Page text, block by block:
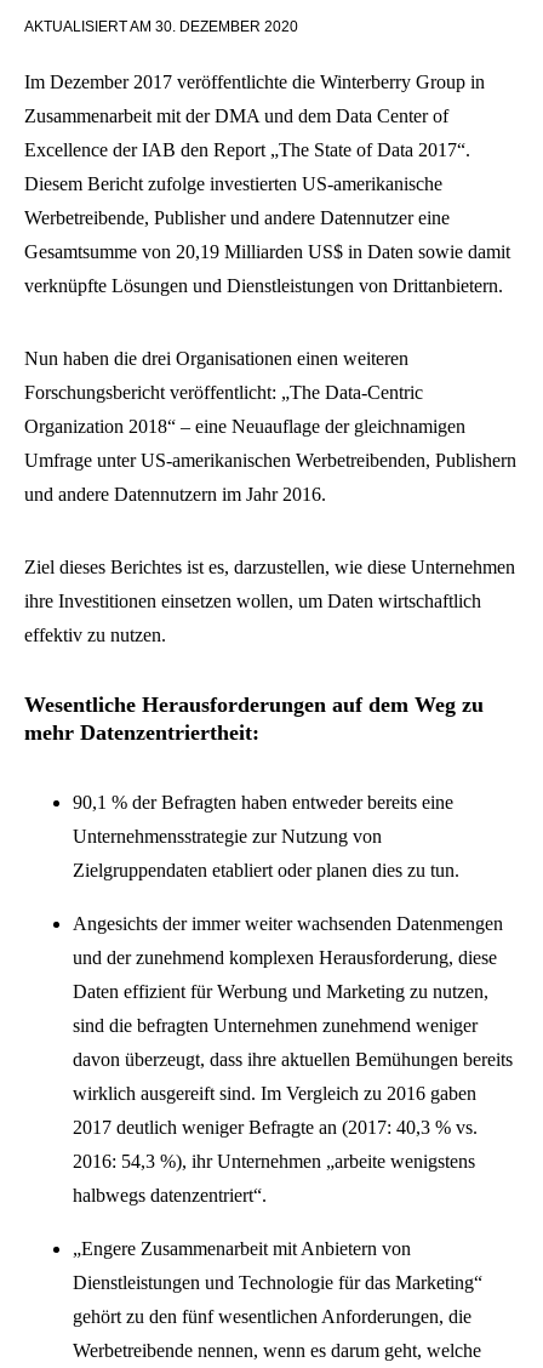
AKTUALISIERT AM 30. DEZEMBER 2020
Im Dezember 2017 veröffentlichte die Winterberry Group in
Zusammenarbeit mit der DMA und dem Data Center of
Excellence der IAB den Report „The State of Data 2017“.
Diesem Bericht zufolge investierten US-amerikanische
Werbetreibende, Publisher und andere Datennutzer eine
Gesamtsumme von 20,19 Milliarden US$ in Daten sowie damit
verknüpfte Lösungen und Dienstleistungen von Drittanbietern.
Nun haben die drei Organisationen einen weiteren
Forschungsbericht veröffentlicht: „The Data-Centric
Organization 2018“ – eine Neuauflage der gleichnamigen
Umfrage unter US-amerikanischen Werbetreibenden, Publishern
und andere Datennutzern im Jahr 2016.
Ziel dieses Berichtes ist es, darzustellen, wie diese Unternehmen
ihre Investitionen einsetzen wollen, um Daten wirtschaftlich
effektiv zu nutzen.
Wesentliche Herausforderungen auf dem Weg zu
mehr Datenzentriertheit:
90,1 % der Befragten haben entweder bereits eine
Unternehmensstrategie zur Nutzung von
Zielgruppendaten etabliert oder planen dies zu tun.
Angesichts der immer weiter wachsenden Datenmengen
und der zunehmend komplexen Herausforderung, diese
Daten effizient für Werbung und Marketing zu nutzen,
sind die befragten Unternehmen zunehmend weniger
davon überzeugt, dass ihre aktuellen Bemühungen bereits
wirklich ausgereift sind. Im Vergleich zu 2016 gaben
2017 deutlich weniger Befragte an (2017: 40,3 % vs.
2016: 54,3 %), ihr Unternehmen „arbeite wenigstens
halbwegs datenzentriert“.
„Engere Zusammenarbeit mit Anbietern von
Dienstleistungen und Technologie für das Marketing“
gehört zu den fünf wesentlichen Anforderungen, die
Werbetreibende nennen, wenn es darum geht, welche